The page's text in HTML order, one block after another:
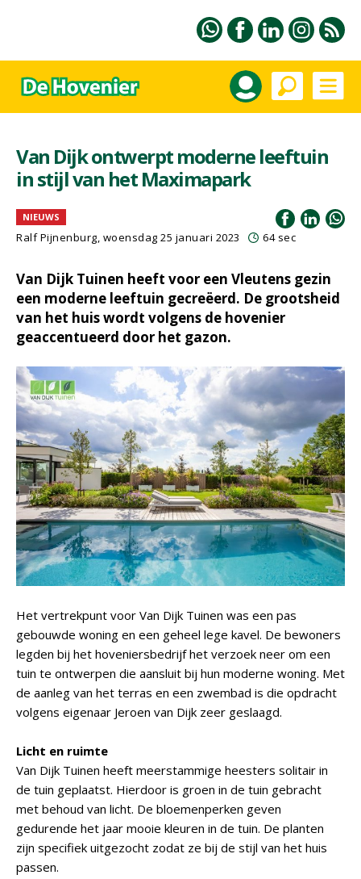
Van Dijk ontwerpt moderne leeftuin
in stijl van het Maximapark
NIEUWS
Ralf Pijnenburg, woensdag 25 januari 2023 64 sec
Van Dijk Tuinen heeft voor een Vleutens gezin
een moderne leeftuin gecreëerd. De grootsheid
van het huis wordt volgens de hovenier
geaccentueerd door het gazon.
Het vertrekpunt voor Van Dijk Tuinen was een pas
gebouwde woning en een geheel lege kavel. De bewoners
legden bij het hoveniersbedrijf het verzoek neer om een
tuin te ontwerpen die aansluit bij hun moderne woning. Met
de aanleg van het terras en een zwembad is die opdracht
volgens eigenaar Jeroen van Dijk zeer geslaagd.
Licht en ruimte
Van Dijk Tuinen heeft meerstammige heesters solitair in
de tuin geplaatst. Hierdoor is groen in de tuin gebracht
met behoud van licht. De bloemenperken geven
gedurende het jaar mooie kleuren in de tuin. De planten
zijn specifiek uitgezocht zodat ze bij de stijl van het huis
passen.